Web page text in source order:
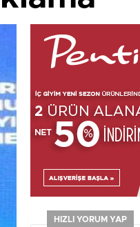
HIZLI YORUM YAP